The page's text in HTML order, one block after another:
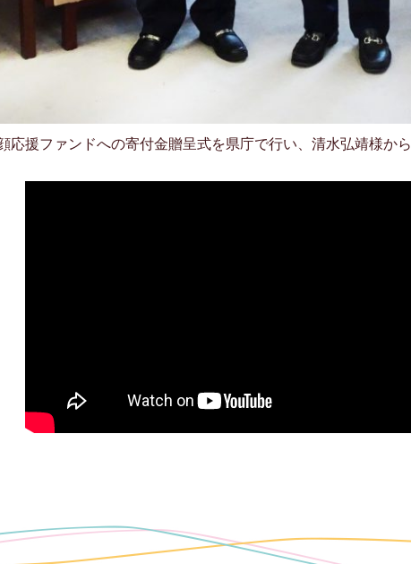
応援ファンドへの寄付金贈呈式を県庁で行い、清水弘靖様か